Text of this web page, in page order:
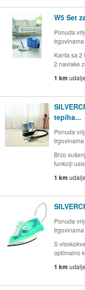
W5 Set
Ponuda
trgovinama
Kanta sa 2
2 navlake
1 km
tepiha...
Ponuda
trgovinama
Brzo
funkciji
1 km
Ponuda
trgovinama
S
optimalno
1 km